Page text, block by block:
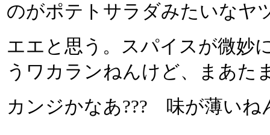
のがポテトサラダみたいなヤ
エエと思う。スパイスが微妙
うワカランねんけど、まあた
カンジかなあ??? 味が薄いね